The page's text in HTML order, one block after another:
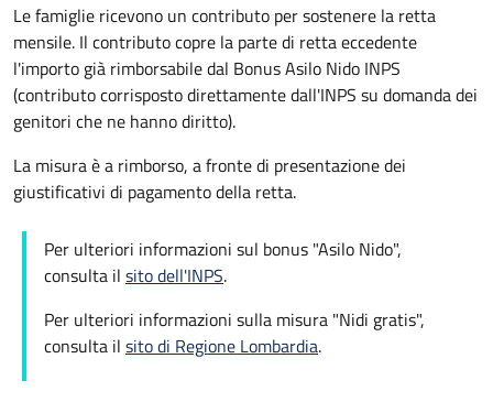
Le famiglie ricevono un contributo per sostenere la retta
mensile. Il contributo copre la parte di retta eccedente
l'importo già rimborsabile dal Bonus Asilo Nido INPS
(contributo corrisposto direttamente dall'INPS su domanda dei
genitori che ne hanno diritto).
La misura è a rimborso, a fronte di presentazione dei
giustificativi di pagamento della retta.
Per ulteriori informazioni sul bonus "Asilo Nido",
consulta il sito dell'INPS.
Per ulteriori informazioni sulla misura "Nidi gratis",
consulta il sito di Regione Lombardia.